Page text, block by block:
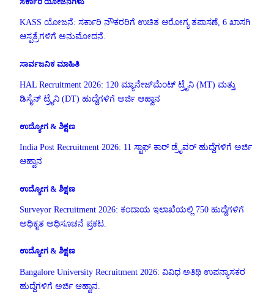
KASS ಯೋಜನೆ: ಸರ್ಕಾರಿ ನೌಕರರಿಗೆ ಉಚಿತ ಆರೋಗ್ಯ ತಪಾಸಣೆ, 6 ಖಾಸಗಿ
ಆಸ್ಪತ್ರೆಗಳಿಗೆ ಅನುಮೋದನೆ.
ಸಾರ್ವಜನಿಕ ಮಾಹಿತಿ
HAL Recruitment 2026: 120 ಮ್ಯಾನೇಜ್‌ಮೆಂಟ್ ಟ್ರೈನಿ (MT) ಮತ್ತು
ಡಿಸೈನ್ ಟ್ರೈನಿ (DT) ಹುದ್ದೆಗಳಿಗೆ ಅರ್ಜಿ ಆಹ್ವಾನ
ಉದ್ಯೋಗ & ಶಿಕ್ಷಣ
India Post Recruitment 2026: 11 ಸ್ಟಾಫ್ ಕಾರ್ ಡ್ರೈವರ್ ಹುದ್ದೆಗಳಿಗೆ ಅರ್ಜಿ
ಆಹ್ವಾನ
ಉದ್ಯೋಗ & ಶಿಕ್ಷಣ
Surveyor Recruitment 2026: ಕಂದಾಯ ಇಲಾಖೆಯಲ್ಲಿ 750 ಹುದ್ದೆಗಳಿಗೆ
ಅಧಿಕೃತ ಅಧಿಸೂಚನೆ ಪ್ರಕಟ.
ಉದ್ಯೋಗ & ಶಿಕ್ಷಣ
Bangalore University Recruitment 2026: ವಿವಿಧ ಅತಿಥಿ ಉಪನ್ಯಾಸಕರ
ಹುದ್ದೆಗಳಿಗೆ ಅರ್ಜಿ ಆಹ್ವಾನ.